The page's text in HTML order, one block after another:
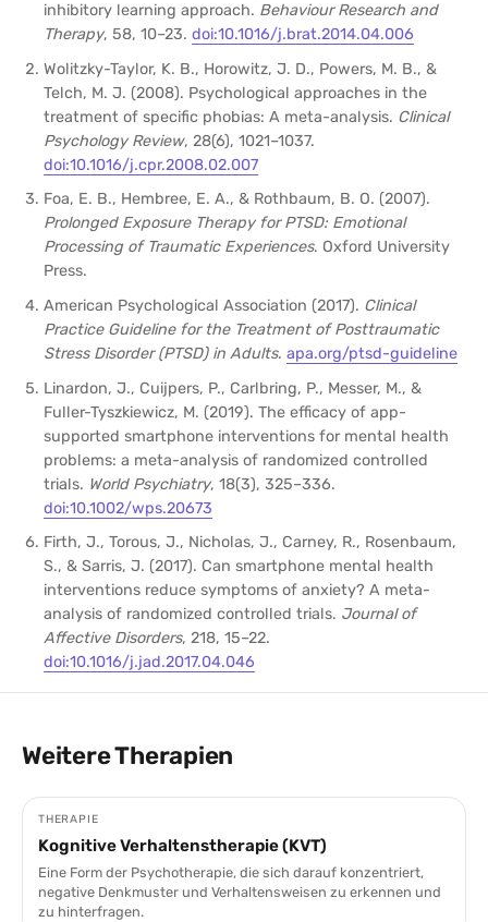
inhibitory learning approach. Behaviour Research and
Therapy, 58, 10–23. doi:10.1016/j.brat.2014.04.006
Wolitzky-Taylor, K. B., Horowitz, J. D., Powers, M. B., &
Telch, M. J. (2008). Psychological approaches in the
treatment of specific phobias: A meta-analysis. Clinical
Psychology Review, 28(6), 1021–1037.
doi:10.1016/j.cpr.2008.02.007
Foa, E. B., Hembree, E. A., & Rothbaum, B. O. (2007).
Prolonged Exposure Therapy for PTSD: Emotional
Processing of Traumatic Experiences. Oxford University
Press.
American Psychological Association (2017). Clinical
Practice Guideline for the Treatment of Posttraumatic
Stress Disorder (PTSD) in Adults. apa.org/ptsd-guideline
Linardon, J., Cuijpers, P., Carlbring, P., Messer, M., &
Fuller-Tyszkiewicz, M. (2019). The efficacy of app-
supported smartphone interventions for mental health
problems: a meta-analysis of randomized controlled
trials. World Psychiatry, 18(3), 325–336.
doi:10.1002/wps.20673
Firth, J., Torous, J., Nicholas, J., Carney, R., Rosenbaum,
S., & Sarris, J. (2017). Can smartphone mental health
interventions reduce symptoms of anxiety? A meta-
analysis of randomized controlled trials. Journal of
Affective Disorders, 218, 15–22.
doi:10.1016/j.jad.2017.04.046
Weitere Therapien
THERAPIE
Kognitive Verhaltenstherapie (KVT)
Eine Form der Psychotherapie, die sich darauf konzentriert,
negative Denkmuster und Verhaltensweisen zu erkennen und
zu hinterfragen.